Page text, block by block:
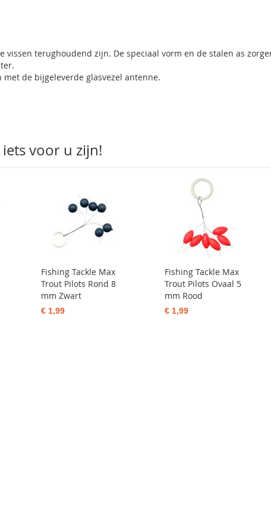
vissen terughoudend zijn. De speciaal vorm en de stalen as
de bijgeleverde glasvezel antenne.
voor u zijn!
Fishing Tackle Max
Trout Pilots Rond 8
mm Zwart
€ 1,99
Fishing Tackle Max
Trout Pilots Ovaal 5
mm Rood
€ 1,99